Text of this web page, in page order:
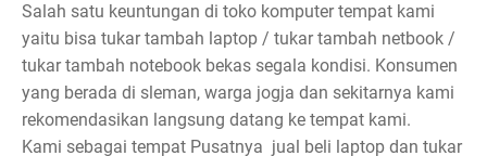
Salah satu keuntungan di toko komputer tempat kami
yaitu bisa tukar tambah laptop / tukar tambah netbook /
tukar tambah notebook bekas segala kondisi. Konsumen
yang berada di sleman, warga jogja dan sekitarnya kami
rekomendasikan langsung datang ke tempat kami.
Kami sebagai tempat Pusatnya jual beli laptop dan tukar